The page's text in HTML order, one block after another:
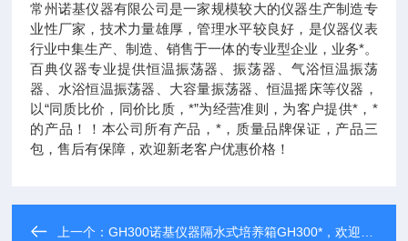
常州诺基仪器有限公司是一家规模较大的仪器生产制造专
业性厂家，技术力量雄厚，管理水平较良好，是仪器仪表
行业中集生产、制造、销售于一体的专业型企业，业务*。
百典仪器专业提供恒温振荡器、振荡器、气浴恒温振荡
器、水浴恒温振荡器、大容量振荡器、恒温摇床等仪器，
以“同质比价，同价比质，*”为经营准则，为客户提供*，*
的产品！！本公司所有产品，*，质量品牌保证，产品三
包，售后有保障，欢迎新老客户优惠价格！
上一个：GH300诺基仪器隔水式培养箱GH300*，欢迎采购咨询！